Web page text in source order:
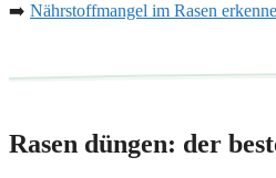
➡️ Nährstoffmangel im Rasen
Rasen düngen: der